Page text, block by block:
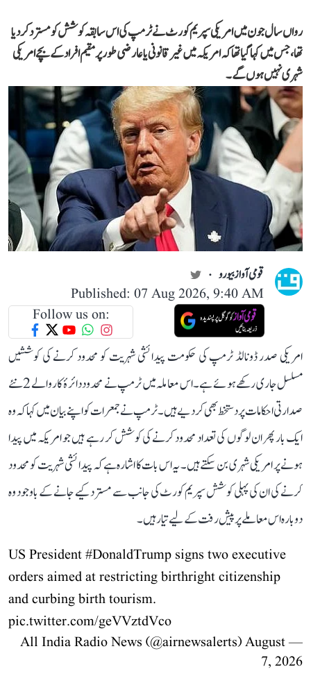
رواں سال جون میں امریکی سپریم کورٹ نے ٹرمپ کی اس سابقہ کوشش کو مسترد کر دیا
تھا، جس میں کہا گیا تھا کہ امریکہ میں غیر قانونی یا عارضی طور پر مقیم افراد کے بچے امریکی
شہری نہیں ہوں گے۔
قومی آواز بیورو
Published: 07 Aug 2026, 9:40 AM
Follow us on:
امریکی صدر ڈونالڈ ٹرمپ کی حکومت پیدائشی شہریت کو محدود کرنے کی کوششیں
مسلسل جاری رکھے ہوئے ہے۔ اس معاملہ میں ٹرمپ نے محدود دائرۂ کار والے 2 نئے
صدارتی احکامات پر دستخط بھی کر دیے ہیں۔ ٹرمپ نے جمعرات کو اپنے بیان میں کہا کہ وہ
ایک بار پھر ان لوگوں کی تعداد محدود کرنے کی کوشش کر رہے ہیں جو امریکہ میں پیدا
ہونے پر امریکی شہری بن سکتے ہیں۔ یہ اس بات کا اشارہ ہے کہ پیدائشی شہریت کو محدود
کرنے کی ان کی پہلی کوشش سپریم کورٹ کی جانب سے مسترد کیے جانے کے باوجود وہ
دوبارہ اس معاملے پر پیش رفت کے لیے تیار ہیں۔
US President#DonaldTrump signs two executive
orders aimed at restricting birthright citizenship
and curbing birth tourism.
pic.twitter.com/geVVztdVco
— All India Radio News (@airnewsalerts)
August
7, 2026